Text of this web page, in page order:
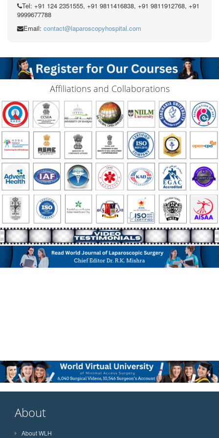
Tel: +91 124 2351555, +91 9811416838, +91 9811912768, +91
9999677788
Email: contact@laparoscopyhospital.com
Affiliations and Collaborations
About
About WLH